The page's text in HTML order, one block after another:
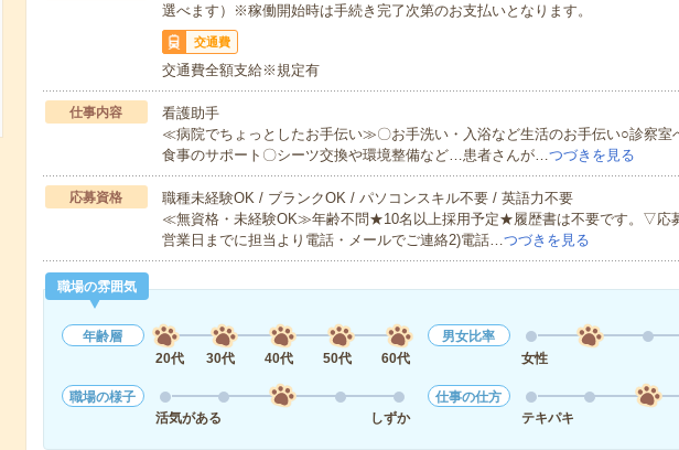
選べます）※稼働開始時は手続き完了次第のお支払いとなります。
交通費
交通費全額支給※規定有
仕事内容
看護助手
≪病院でちょっとしたお手伝い≫〇お手洗い・入浴など生活のお手伝い○診察室
食事のサポート〇シーツ交換や環境整備など…患者さんが…つづきを見る
応募資格
職種未経験OK / ブランクOK / パソコンスキル不要 / 英語力不要
≪無資格・未経験OK≫年齢不問★10名以上採用予定★履歴書は不要です。▽応
営業日までに担当より電話・メールでご連絡2)電話…つづきを見る
職場の雰囲気
年齢層
20代
30代 40代 50代 60代
男女比率
女性
職場の様子
活気がある
しずか
仕事の仕方
テキパキ